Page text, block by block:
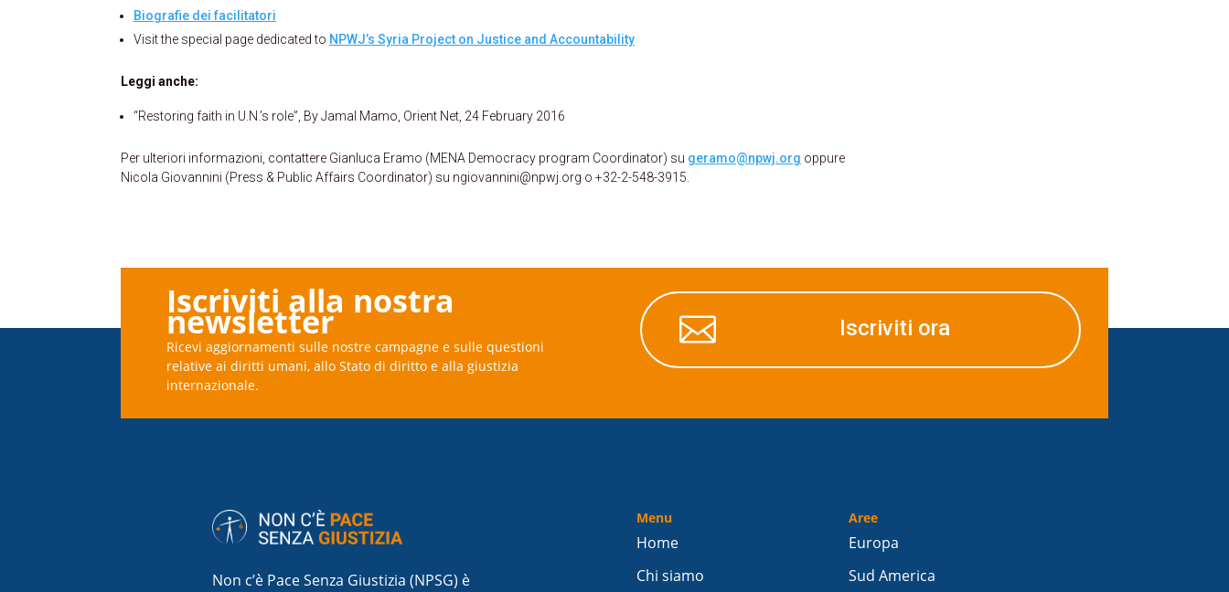
Biografie dei facilitatori
Visit the special page dedicated to NPWJ’s Syria Project on Justice and Accountability
Leggi anche:
“Restoring faith in U.N.’s role”, By Jamal Mamo, Orient Net, 24 February 2016
Per ulteriori informazioni, contattere Gianluca Eramo (MENA Democracy program Coordinator) su geramo@npwj.org oppure
Nicola Giovannini (Press & Public Affairs Coordinator) su ngiovannini@npwj.org o +32-2-548-3915.
Iscriviti alla nostra
newsletter
Ricevi aggiornamenti sulle nostre campagne e sulle questioni
relative ai diritti umani, allo Stato di diritto e alla giustizia
internazionale.
 Iscriviti ora
Non c’è Pace Senza Giustizia (NPSG) è
Menu
Home
Chi siamo
Aree
Europa
Sud America